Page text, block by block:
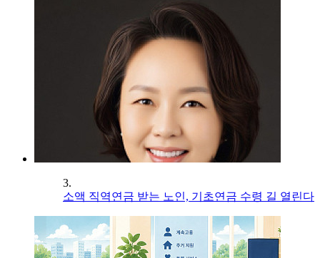
3.
소액 직역연금 받는 노인, 기초연금 수령 길 열린다